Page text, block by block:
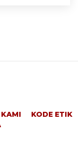
KODE ETIK